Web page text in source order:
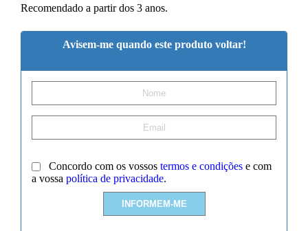
Recomendado a partir dos 3 anos.
Avisem-me quando este produto voltar!
Concordo com os vossos termos e condições e com
a vossa política de privacidade.